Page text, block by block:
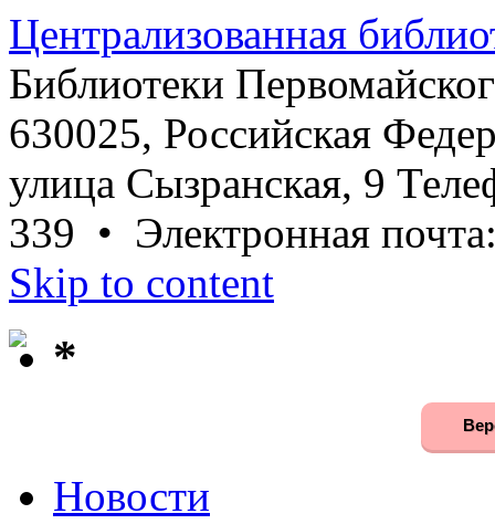
Централизованная
Библиотеки
630025, Российская
улица Сызранская, 9
339 • Электронная
Skip to content
*
Новости